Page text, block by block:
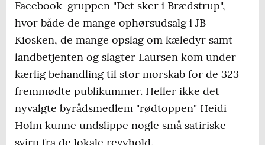
Facebook-gruppen "Det sker i Brædstrup",
hvor både de mange ophørsudsalg i JB
Kiosken, de mange opslag om kæledyr samt
landbetjenten og slagter Laursen kom under
kærlig behandling til stor morskab for de 323
fremmødte publikummer. Heller ikke det
nyvalgte byrådsmedlem "rødtoppen" Heidi
Holm kunne undslippe nogle små satiriske